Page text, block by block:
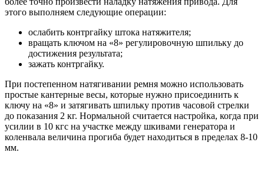
этого выполняем следующие операции:
ослабить контргайку штока натяжителя;
вращать ключом на «8» регулировочную шпильку до
достижения результата;
зажать контргайку.
При постепенном натягивании ремня можно использовать
простые кантерные весы, которые нужно присоединить к
ключу на «8» и затягивать шпильку против часовой стрелки
до показания 2 кг. Нормальной считается настройка, когда при
усилии в 10 кгс на участке между шкивами генератора и
коленвала величина прогиба будет находиться в пределах 8-10
мм.